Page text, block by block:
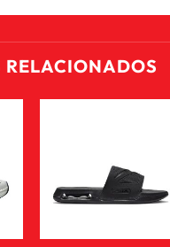
RELACIONADOS